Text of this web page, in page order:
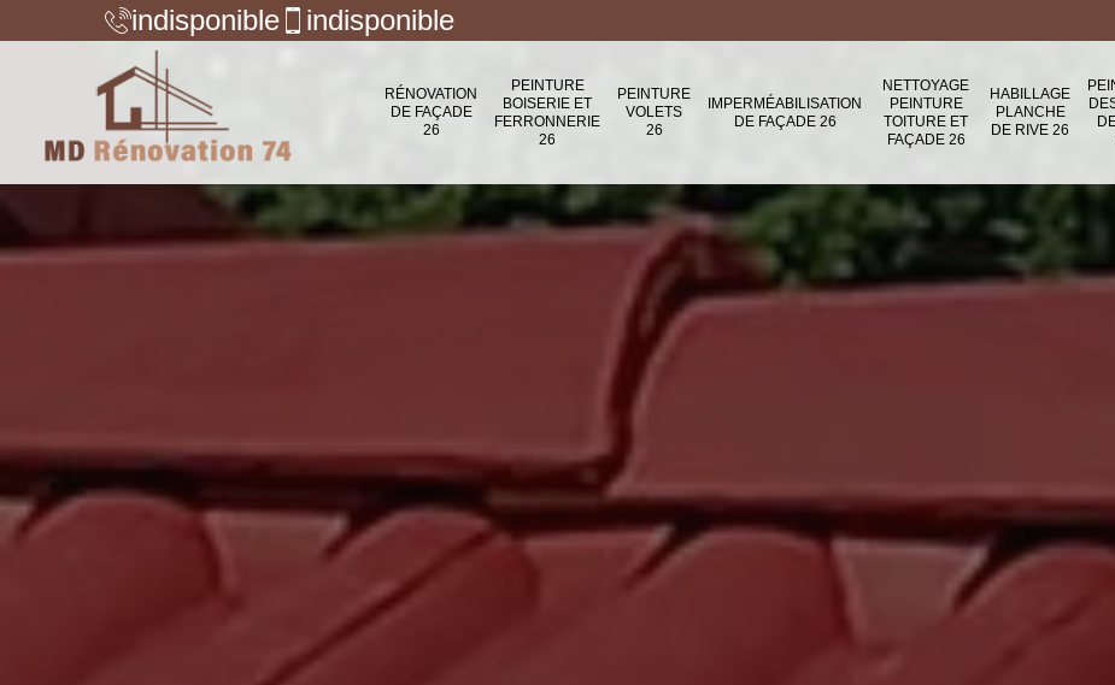
indisponible indisponible
RÉNOVATION
DE FAÇADE
26
PEINTURE
BOISERIE ET
FERRONNERIE
26
PEINTURE
VOLETS
26
IMPERMÉABILISATION
DE FAÇADE 26
NETTOYAGE
PEINTURE
TOITURE ET
FAÇADE 26
HABILLAGE
PLANCHE
DE RIVE 26